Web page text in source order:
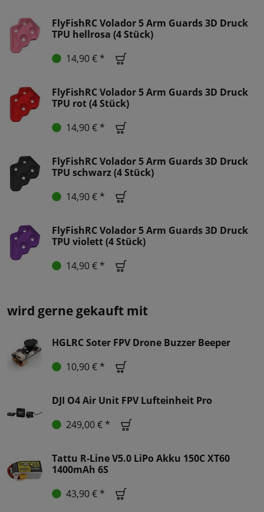
FlyFishRC Volador 5 Arm Guards 3D Druck
TPU hellrosa (4 Stück)
14,90 € *
FlyFishRC Volador 5 Arm Guards 3D Druck
TPU rot (4 Stück)
14,90 € *
FlyFishRC Volador 5 Arm Guards 3D Druck
TPU schwarz (4 Stück)
14,90 € *
FlyFishRC Volador 5 Arm Guards 3D Druck
TPU violett (4 Stück)
14,90 € *
wird gerne gekauft mit
HGLRC Soter FPV Drone Buzzer Beeper
10,90 € *
DJI O4 Air Unit FPV Lufteinheit Pro
249,00 € *
Tattu R-Line V5.0 LiPo Akku 150C XT60
1400mAh 6S
43,90 € *